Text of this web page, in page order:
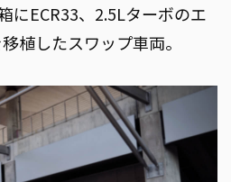
にECR33、2.5Lターボのエ
植したスワップ車両。